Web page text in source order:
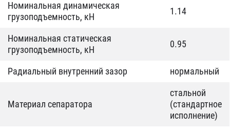
Номинальная динамическая
грузоподъемность, кН
1.14
Номинальная статическая
грузоподъемность, кН
0.95
Радиальный внутренний зазор нормальный
Материал сепаратора
стальной
(стандартное
исполнение)